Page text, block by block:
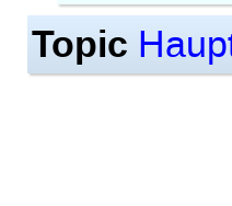
Topic